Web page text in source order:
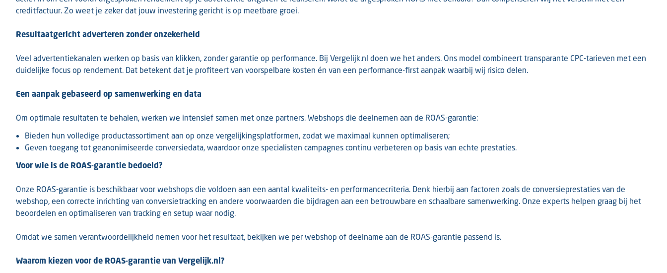
creditfactuur. Zo weet je zeker dat jouw investering gericht is op meetbare groei.
Resultaatgericht adverteren zonder onzekerheid
Veel advertentiekanalen werken op basis van klikken, zonder garantie op performance. Bij Vergelijk.nl doen we het anders. Ons model combineert transparante CPC-tarieven met een
duidelijke focus op rendement. Dat betekent dat je profiteert van voorspelbare kosten én van een performance-first aanpak waarbij wij risico delen.
Een aanpak gebaseerd op samenwerking en data
Om optimale resultaten te behalen, werken we intensief samen met onze partners. Webshops die deelnemen aan de ROAS-garantie:
Bieden hun volledige productassortiment aan op onze vergelijkingsplatformen, zodat we maximaal kunnen optimaliseren;
Geven toegang tot geanonimiseerde conversiedata, waardoor onze specialisten campagnes continu verbeteren op basis van echte prestaties.
Voor wie is de ROAS-garantie bedoeld?
Onze ROAS-garantie is beschikbaar voor webshops die voldoen aan een aantal kwaliteits- en performancecriteria. Denk hierbij aan factoren zoals de conversieprestaties van de
webshop, een correcte inrichting van conversietracking en andere voorwaarden die bijdragen aan een betrouwbare en schaalbare samenwerking. Onze experts helpen graag bij het
beoordelen en optimaliseren van tracking en setup waar nodig.
Omdat we samen verantwoordelijkheid nemen voor het resultaat, bekijken we per webshop of deelname aan de ROAS-garantie passend is.
Waarom kiezen voor de ROAS-garantie van Vergelijk.nl?